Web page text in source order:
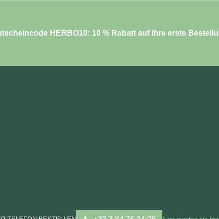
HERBO10: 10 % Rabatt auf Ihre erste